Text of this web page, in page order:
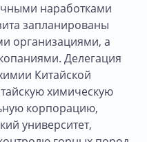
наработками
запланированы
организациями, а
Делегация
Китайской
химическую
корпорацию,
университет,